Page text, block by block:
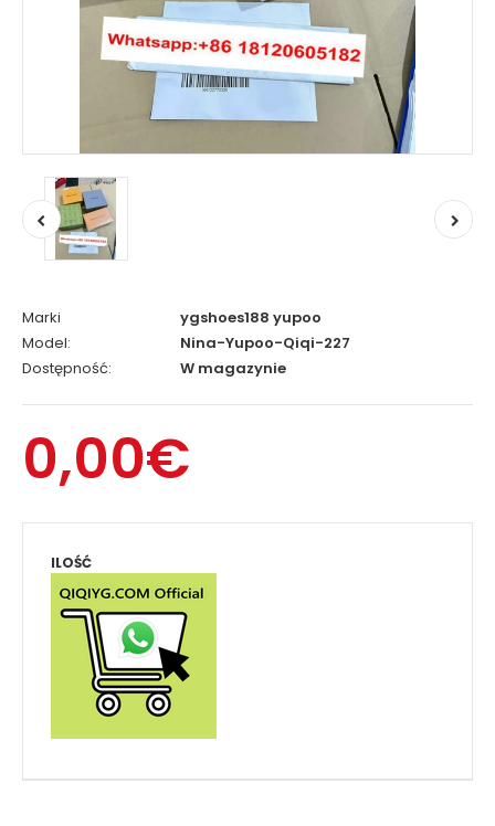
Marki
ygshoes188 yupoo
Model:
Nina-Yupoo-Qiqi-227
Dostępność:
W magazynie
0,00€
ILOŚĆ